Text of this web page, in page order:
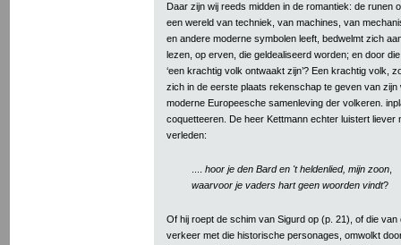
Daar zijn wij reeds midden in de romantiek: de runen
een wereld van techniek, van machines, van
en andere moderne symbolen leeft, bedwelmt zich
lezen, op erven, die geldealiseerd worden; en door
‘een krachtig volk ontwaakt zijn’? Een krachtig volk,
zich in de eerste plaats rekenschap te geven van zijn
moderne Europeesche samenleving der volkeren.
coquetteeren. De heer Kettmann echter luistert liever
verleden:
hoor je den Bard en 't heldenlied, mijn zoon,
waarvoor je vaders hart geen woorden vindt?
Of hij roept de schim van Sigurd op (p. 21), of die
verkeer met die historische personages, omwolkt